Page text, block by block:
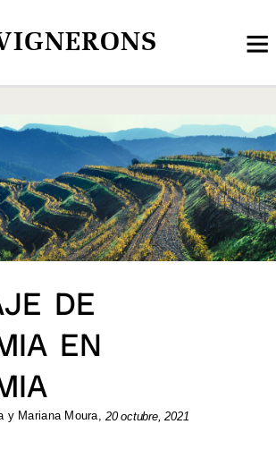
DE
EN
y Mariana Moura,20 octubre, 2021